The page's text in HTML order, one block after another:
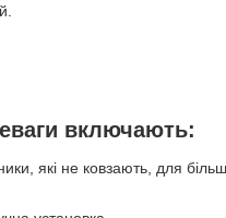
включають:
які не ковзають, для